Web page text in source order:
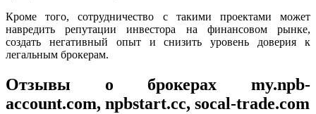
Кроме того, сотрудничество с такими проектами может
навредить репутации инвестора на финансовом рынке,
создать негативный опыт и снизить уровень доверия к
легальным брокерам.
Отзывы о брокерах my.npb-
account.com, npbstart.cc, socal-trade.com